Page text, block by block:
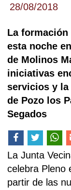
28/08/2018
La formación
esta noche
de Molinos
iniciativas
servicios y la
de Pozo los
Segados
La Junta
celebra Pleno
partir de las